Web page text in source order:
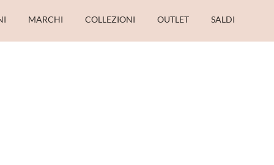
MARCHI COLLEZIONI OUTLET SALDI